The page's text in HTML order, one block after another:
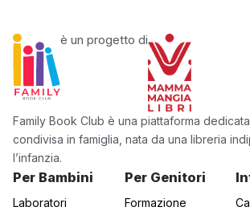
è un progetto di
Family Book Club è una piattaforma
condivisa in famiglia, nata da una libreria
l’infanzia.
Per Bambini
Laboratori
Per Genitori
Formazione